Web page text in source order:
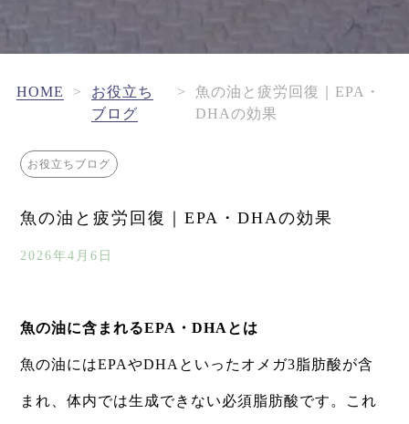
HOME >
お役立ち
ブログ
>
魚の油と疲労回復｜EPA・
DHAの効果
お役立ちブログ
魚の油と疲労回復｜EPA・DHAの効果
2026年4月6日
魚の油に含まれるEPA・DHAとは
魚の油にはEPAやDHAといったオメガ3脂肪酸が含
まれ、体内では生成できない必須脂肪酸です。これ